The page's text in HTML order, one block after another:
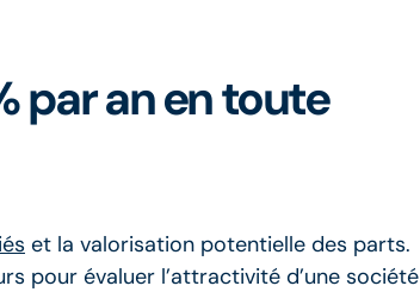
par an en toute
et la valorisation potentielle des parts.
pour évaluer l’attractivité d’une société